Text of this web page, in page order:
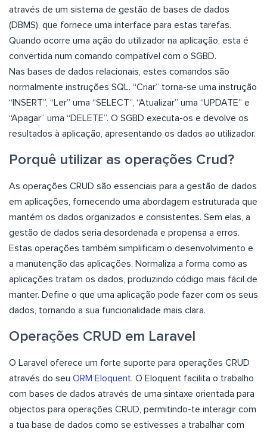
através de um sistema de gestão de bases de dados
(DBMS), que fornece uma interface para estas tarefas.
Quando ocorre uma ação do utilizador na aplicação, esta é
convertida num comando compatível com o SGBD.
Nas bases de dados relacionais, estes comandos são
normalmente instruções SQL. “Criar” torna-se uma instrução
“INSERT”, “Ler” uma “SELECT”, “Atualizar” uma “UPDATE” e
“Apagar” uma “DELETE”. O SGBD executa-os e devolve os
resultados à aplicação, apresentando os dados ao utilizador.
Porquê utilizar as operações Crud?
As operações CRUD são essenciais para a gestão de dados
em aplicações, fornecendo uma abordagem estruturada que
mantém os dados organizados e consistentes. Sem elas, a
gestão de dados seria desordenada e propensa a erros.
Estas operações também simplificam o desenvolvimento e
a manutenção das aplicações. Normaliza a forma como as
aplicações tratam os dados, produzindo código mais fácil de
manter. Define o que uma aplicação pode fazer com os seus
dados, tornando a sua funcionalidade mais clara.
Operações CRUD em Laravel
O Laravel oferece um forte suporte para operações CRUD
através do seu ORM Eloquent. O Eloquent facilita o trabalho
com bases de dados através de uma sintaxe orientada para
objectos para operações CRUD, permitindo-te interagir com
a tua base de dados como se estivesses a trabalhar com